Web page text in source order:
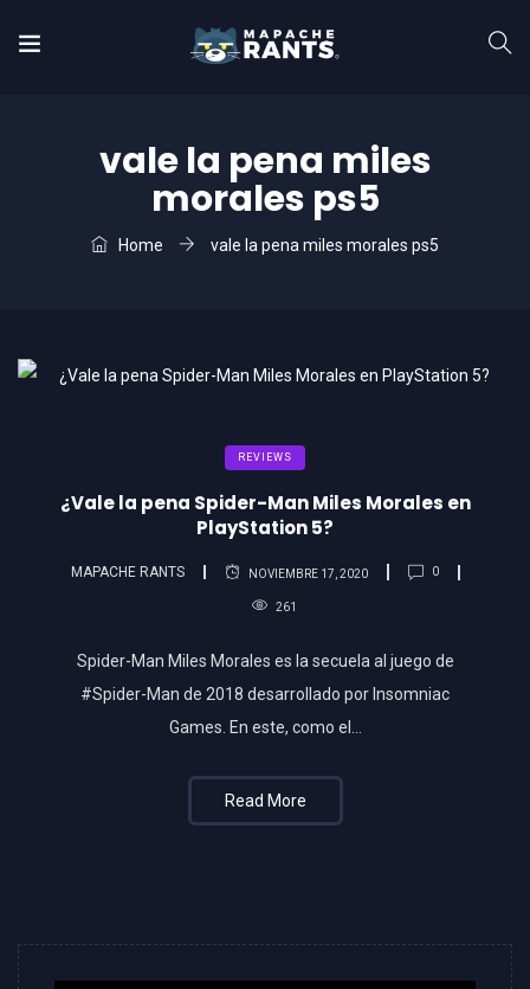
vale la pena miles
morales ps5
Home vale la pena miles morales ps5
REVIEWS
¿Vale la pena Spider-Man Miles Morales en
PlayStation 5?
MAPACHE RANTS NOVIEMBRE 17, 2020 0
261
Spider-Man Miles Morales es la secuela al juego de
#Spider-Man de 2018 desarrollado por Insomniac
Games. En este, como el…
Read More